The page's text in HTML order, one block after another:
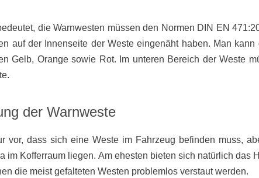
die Warnwesten müssen den Normen DIN EN
auf der Innenseite der Weste eingenäht haben. Man
Gelb, Orange sowie Rot. Im unteren Bereich der Weste
der Warnweste
vor, dass sich eine Weste im Fahrzeug befinden muss,
im Kofferraum liegen. Am ehesten bieten sich natürlich das
die meist gefalteten Westen problemlos verstaut werden.